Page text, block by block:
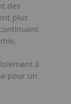
des
plus
à
pour un